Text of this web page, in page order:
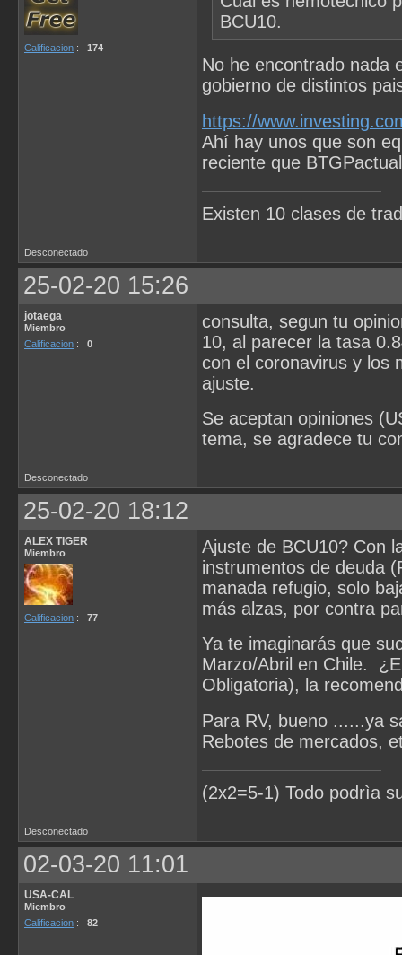
Calificacion : 174
BCU10.
No he encontrado nada
gobierno de distintos
https://
Ahí hay unos que son
reciente que
Existen 10 clases de
Desconectado
25-02-20 15:26
jotaega
Miembro
Calificacion : 0
consulta, segun tu
10, al parecer la tasa
con el coronavirus y los
ajuste.
Se aceptan opiniones
tema, se agradece tu
Desconectado
25-02-20 18:12
ALEX TIGER
Miembro
Calificacion : 77
Ajuste de BCU10? Con
instrumentos de deuda
manada refugio, solo
más alzas, por contra
Ya te imaginarás que
Marzo/Abril en Chile.
Obligatoria), la
Para RV, bueno ......ya
Rebotes de mercados,
(2x2=5-1) Todo podrìa
Desconectado
02-03-20 11:01
USA-CAL
Miembro
Calificacion : 82